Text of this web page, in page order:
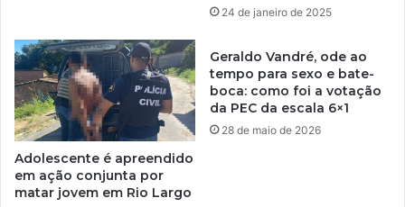
24 de janeiro de 2025
Adolescente é apreendido
em ação conjunta por
matar jovem em Rio Largo
Geraldo Vandré, ode ao
tempo para sexo e bate-
boca: como foi a votação
da PEC da escala 6×1
28 de maio de 2026